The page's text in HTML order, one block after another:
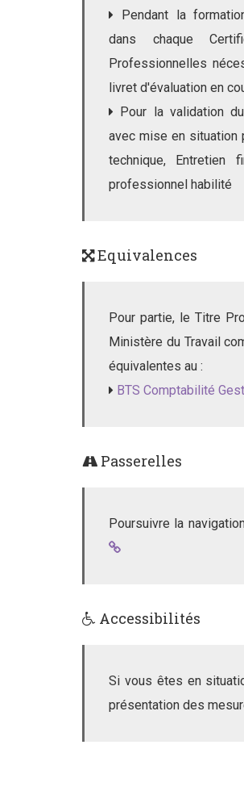
Pendant la
dans chaque
Professionnelles
livret d'évaluation en
Pour la validation
avec mise en situation
technique,
professionnel habilité
Equivalences
Pour partie, le Titre
Ministère du Travail
équivalentes au :
BTS Comptabilité
Passerelles
Poursuivre la
Accessibilités
Si vous êtes en
présentation des